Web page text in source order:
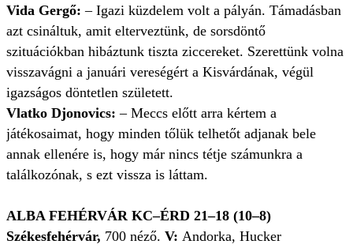
Vida Gergő:– Igazi küzdelem volt a pályán. Támadásban
azt csináltuk, amit elterveztünk, de sorsdöntő
szituációkban hibáztunk tiszta ziccereket. Szerettünk volna
visszavágni a januári vereségért a Kisvárdának, végül
igazságos döntetlen született.
Vlatko Djonovics:– Meccs előtt arra kértem a
játékosaimat, hogy minden tőlük telhetőt adjanak bele
annak ellenére is, hogy már nincs tétje számunkra a
találkozónak, s ezt vissza is láttam.
ALBA FEHÉRVÁR KC–ÉRD 21–18 (10–8)
Székesfehérvár, 700 néző. V: Andorka, Hucker